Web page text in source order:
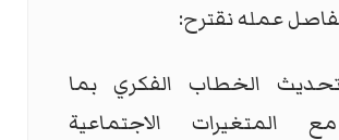
عمله نقترح:
الخطاب الفكري بما
المتغيرات الاجتماعية